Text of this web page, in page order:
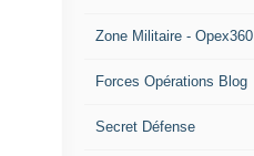
Zone Militaire - Opex360
Forces Opérations Blog
Secret Défense